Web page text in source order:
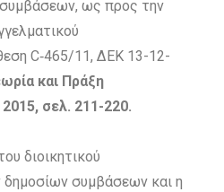
ως προς την
C‑465/11, ΔΕΚ 13-12-
και Πράξη
2015, σελ. 211-220.
διοικητικού
δημοσίων συμβάσεων και η